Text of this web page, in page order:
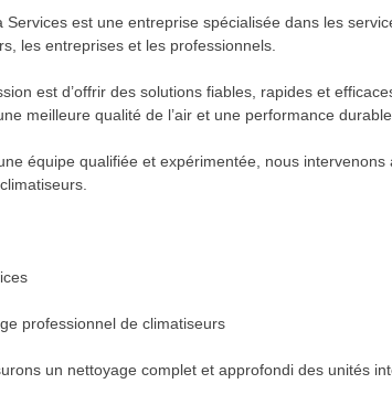
Services est une entreprise spécialisée dans les
les entreprises et les professionnels.
est d’offrir des solutions fiables, rapides et
meilleure qualité de l’air et une performance
équipe qualifiée et expérimentée, nous
professionnel de climatiseurs
un nettoyage complet et approfondi des unités